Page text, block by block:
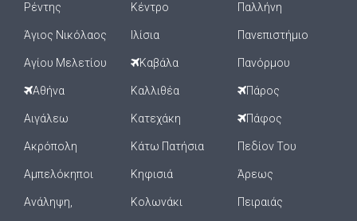
Ρέντης
Άγιος Νικόλαος
Αγίου Μελετίου
Αθήνα
Αιγάλεω
Ακρόπολη
Αμπελόκηποι
Ανάληψη,
Κέντρο
Ιλίσια
Καβάλα
Καλλιθέα
Κατεχάκη
Κάτω Πατήσια
Κηφισιά
Κολωνάκι
Παλλήνη
Πανεπιστήμιο
Πανόρμου
Πάρος
Πάφος
Πεδίον Του
Άρεως
Πειραιάς